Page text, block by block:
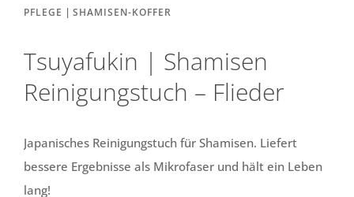
PFLEGE | SHAMISEN-KOFFER
Tsuyafukin | Shamisen
Reinigungstuch – Flieder
Japanisches Reinigungstuch für Shamisen. Liefert
bessere Ergebnisse als Mikrofaser und hält ein Leben
lang!